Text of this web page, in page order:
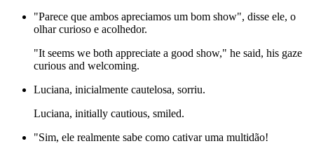
"Parece que ambos apreciamos um bom show", disse ele, o
olhar curioso e acolhedor.
"It seems we both appreciate a good show," he said, his gaze
curious and welcoming.
Luciana, inicialmente cautelosa, sorriu.
Luciana, initially cautious, smiled.
"Sim, ele realmente sabe como cativar uma multidão!